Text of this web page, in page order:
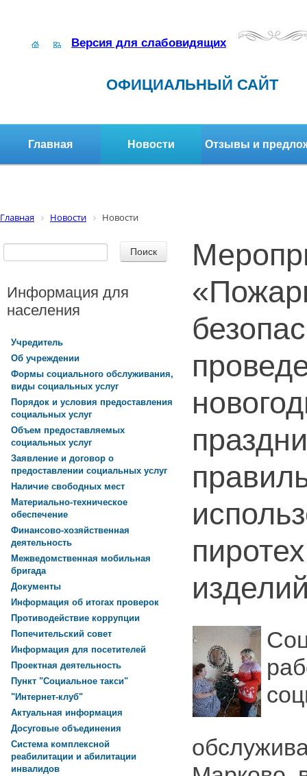
Версия для слабовидящих
ОФИЦИАЛЬНЫЙ САЙТ
Главная Новости Отзывы и
Главная Новости Новости
Информация для
населения
Учредитель
Об учреждении
Формы социального обслуживания,
виды социальных услуг
Порядок и условия предоставления
социальных услуг
Объем предоставляемых
социальных услуг
Заявление и договор о
предоставлении социальных услуг
Наличие свободных мест
Материально-техническое
обеспечение
Финансово-хозяйственная
деятельность
Межведомственная мобильная
бригада
Документы
Информация об итогах проверок
Противодействие коррупции
Попечительский совет
Информация для посетителей
Проектная деятельность
Пункт "Социальное такси"
"Интернет-клуб"
Актуальная информация
Досуговые объединения
Система комплексной
реабилитации и абилитации
инвалидов